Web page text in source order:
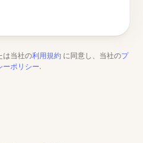
は当社の利用規約 に同意し、当社のプ
ーポリシー.